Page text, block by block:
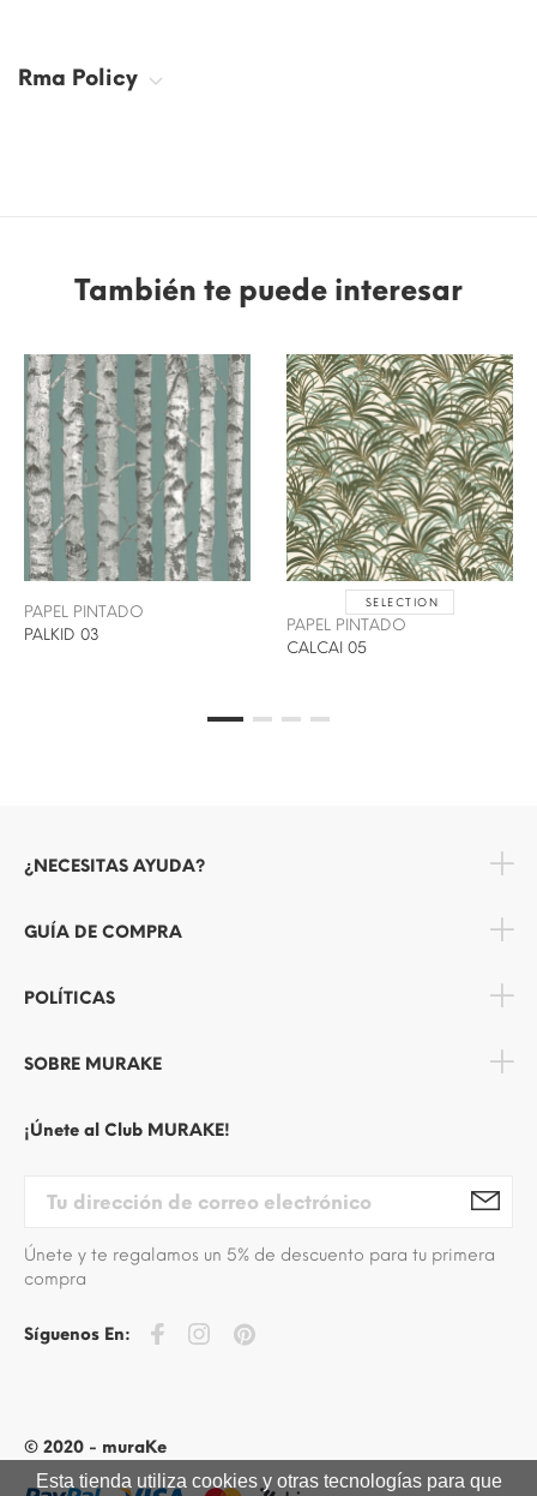
Rma Policy
También te puede interesar
PAPEL PINTADO
PALKID 03
SELECTION
PAPEL PINTADO
CALCAI 05
¿NECESITAS AYUDA?
GUÍA DE COMPRA
POLÍTICAS
SOBRE MURAKE
¡Únete al Club MURAKE!
Únete y te regalamos un 5% de descuento para tu primera
compra
Síguenos En:
© 2020 - muraKe
Esta tienda utiliza cookies y otras tecnologías para que